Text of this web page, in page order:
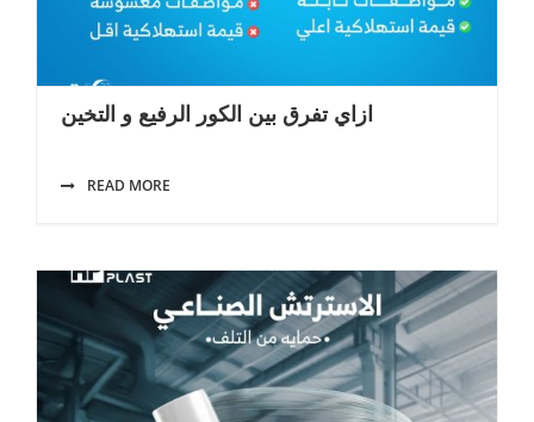
ازاي تفرق بين الكور الرفيع و التخين
READ MORE